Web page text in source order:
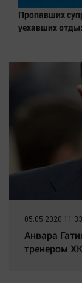
Наука
Обсуждаем
Последняя
Пропавших
уехавших
05.05.2020
Анвара
тренером